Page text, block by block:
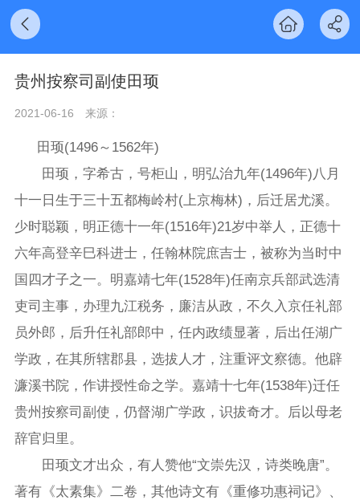
贵州按察司副使田顼
2021-06-16 来源：
田顼(1496～1562年)
田顼，字希古，号柜山，明弘治九年(1496年)八月
十一日生于三十五都梅岭村(上京梅林)，后迁居尤溪。
少时聪颖，明正德十一年(1516年)21岁中举人，正德十
六年高登辛巳科进士，任翰林院庶吉士，被称为当时中
国四才子之一。明嘉靖七年(1528年)任南京兵部武选清
吏司主事，办理九江税务，廉洁从政，不久入京任礼部
员外郎，后升任礼部郎中，任内政绩显著，后出任湖广
学政，在其所辖郡县，选拔人才，注重评文察德。他辟
濂溪书院，作讲授性命之学。嘉靖十七年(1538年)迁任
贵州按察司副使，仍督湖广学政，识拔奇才。后以母老
辞官归里。
田顼文才出众，有人赞他“文崇先汉，诗类晚唐”。
著有《太素集》二卷，其他诗文有《重修功惠祠记》、